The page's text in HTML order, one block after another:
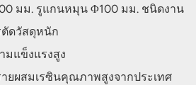
มม. รูแกนหมุน Φ100 มม. ชนิดงาน
ดวัสดุหนัก
มแข็งแรงสูง
ยผสมเรซินคุณภาพสูงจากประเทศ